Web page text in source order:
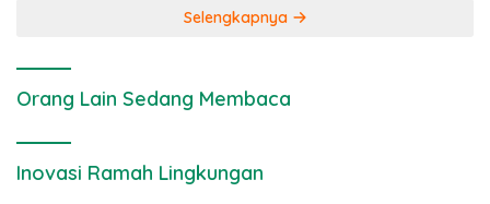
Selengkapnya
Orang Lain Sedang Membaca
Inovasi Ramah Lingkungan